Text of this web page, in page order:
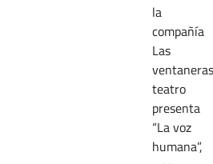
la
compañía
Las
ventaneras
teatro
presenta
“La voz
humana”,